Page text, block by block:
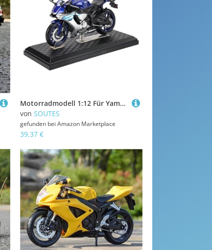
Motorradmodell 1:12 Für Yamaha YZF-R1 Legierung Motocross Motorrad Modell Spielzeug Auto Sammlung Geschenk Statische Druckguss Produktion(Blu)
von SOUTES
gefunden bei Amazon Marketplace
39,37 €